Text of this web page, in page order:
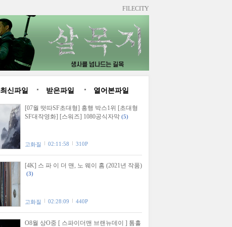
FILECITY
최신파일 받은파일 열어본파일
[07월 떳따SF초대형] 흥행 박스1위 [초대형
SF대작영화] [스워즈] 1080공식자막 (5)
고화질 02:11:58 310P
[4K] 스 파 이 더 맨, 노 웨이 홈 (2021년 작품)
(3)
고화질 02:28:09 440P
O8월 상O중 [ 스파이더맨 브랜뉴데이 ] 톰홀